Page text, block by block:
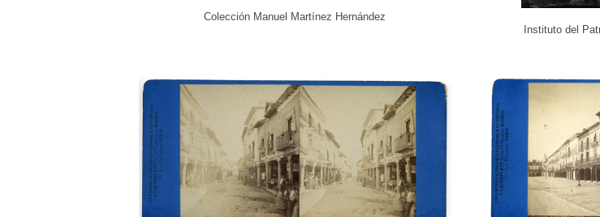
Colección Manuel Martínez Hernández
Instituto del